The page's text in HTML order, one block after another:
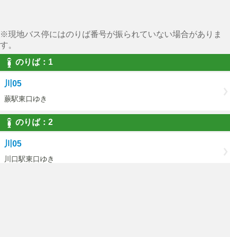
※現地バス停にはのりば番号が振られていない場合がありま
す。
のりば：1
川05
蕨駅東口ゆき
のりば：2
川05
川口駅東口ゆき